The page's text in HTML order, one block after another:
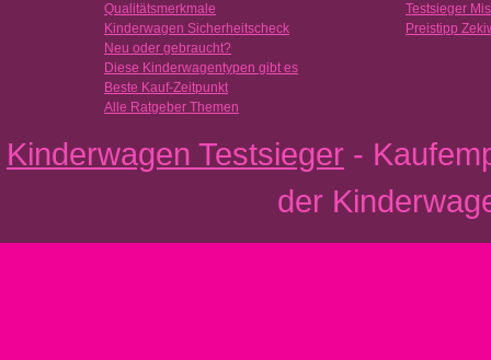
Qualitätsmerkmale
Kinderwagen Sicherheitscheck
Neu oder gebraucht?
Diese Kinderwagentypen gibt es
Beste Kauf-Zeitpunkt
Alle Ratgeber Themen
Testsieger
Preistipp
Kinderwagen Testsieger -
der